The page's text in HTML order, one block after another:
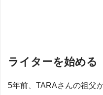
ライターを始める
5年前、TARAさんの祖父